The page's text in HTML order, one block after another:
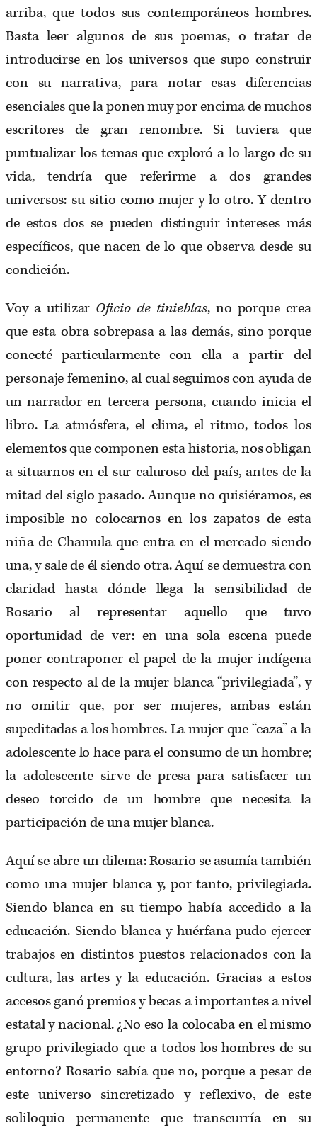
arriba, que todos sus contemporáneos hombres.
Basta leer algunos de sus poemas, o tratar de
introducirse en los universos que supo construir
con su narrativa, para notar esas diferencias
esenciales que la ponen muy por encima de muchos
escritores de gran renombre. Si tuviera que
puntualizar los temas que exploró a lo largo de su
vida, tendría que referirme a dos grandes
universos: su sitio como mujer y lo otro. Y dentro
de estos dos se pueden distinguir intereses más
específicos, que nacen de lo que observa desde su
condición.
Voy a utilizar Oficio de tinieblas, no porque crea
que esta obra sobrepasa a las demás, sino porque
conecté particularmente con ella a partir del
personaje femenino, al cual seguimos con ayuda de
un narrador en tercera persona, cuando inicia el
libro. La atmósfera, el clima, el ritmo, todos los
elementos que componen esta historia, nos obligan
a situarnos en el sur caluroso del país, antes de la
mitad del siglo pasado. Aunque no quisiéramos, es
imposible no colocarnos en los zapatos de esta
niña de Chamula que entra en el mercado siendo
una, y sale de él siendo otra. Aquí se demuestra con
claridad hasta dónde llega la sensibilidad de
Rosario al representar aquello que tuvo
oportunidad de ver: en una sola escena puede
poner contraponer el papel de la mujer indígena
con respecto al de la mujer blanca “privilegiada”, y
no omitir que, por ser mujeres, ambas están
supeditadas a los hombres. La mujer que “caza” a la
adolescente lo hace para el consumo de un hombre;
la adolescente sirve de presa para satisfacer un
deseo torcido de un hombre que necesita la
participación de una mujer blanca.
Aquí se abre un dilema: Rosario se asumía también
como una mujer blanca y, por tanto, privilegiada.
Siendo blanca en su tiempo había accedido a la
educación. Siendo blanca y huérfana pudo ejercer
trabajos en distintos puestos relacionados con la
cultura, las artes y la educación. Gracias a estos
accesos ganó premios y becas a importantes a nivel
estatal y nacional. ¿No eso la colocaba en el mismo
grupo privilegiado que a todos los hombres de su
entorno? Rosario sabía que no, porque a pesar de
este universo sincretizado y reflexivo, de este
soliloquio permanente que transcurría en su